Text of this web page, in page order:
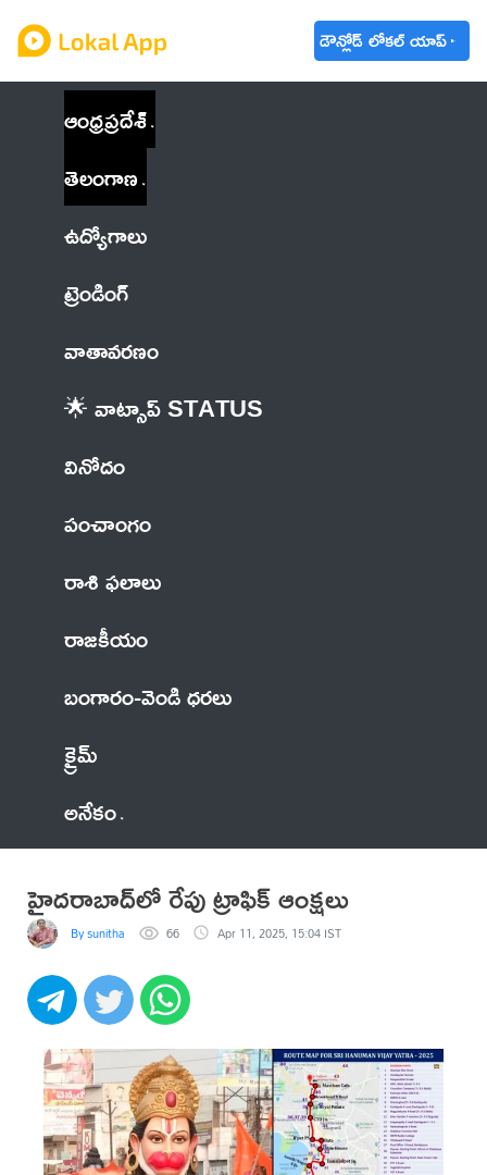
డౌన్లోడ్ లోకల్ యాప్
ఆంధ్రప్రదేశ్
తెలంగాణ
ఉద్యోగాలు
ట్రెండింగ్
వాతావరణం
🌟 వాట్సాప్ STATUS
వినోదం
పంచాంగం
రాశి ఫలాలు
రాజకీయం
బంగారం-వెండి ధరలు
క్రైమ్
అనేకం
హైదరాబాద్‌లో రేపు ట్రాఫిక్ ఆంక్షలు
By sunitha 66 Apr 11, 2025, 15:04 IST